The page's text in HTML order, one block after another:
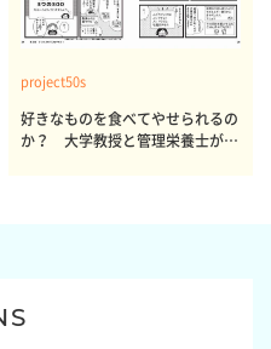
project50s
好きなものを食べてやせられるの
か？ 大学教授と管理栄養士が出